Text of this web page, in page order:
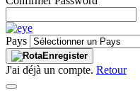
Pays
Enregister
J'ai déjà un compte. Retour